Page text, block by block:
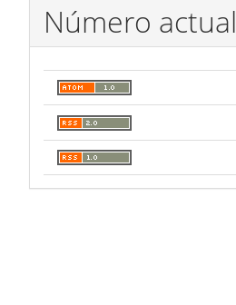
Número actual